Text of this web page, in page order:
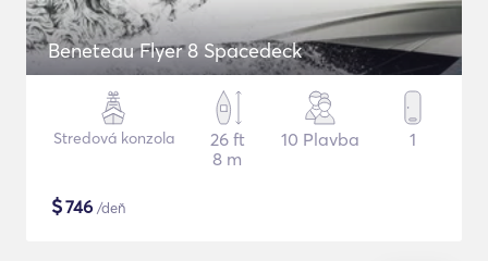
Beneteau Flyer 8 Spacedeck
Stredová konzola
26 ft
8 m
10 Plavba 1
$746 /deň